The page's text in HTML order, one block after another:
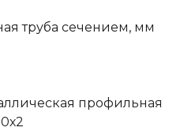
труба сечением, мм
профильная